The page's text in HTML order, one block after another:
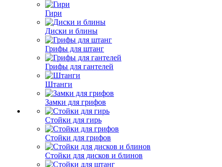
Гири
Диски и блины
Грифы для штанг
Грифы для гантелей
Штанги
Замки для грифов
Стойки для гирь
Стойки для грифов
Стойки для дисков и блинов